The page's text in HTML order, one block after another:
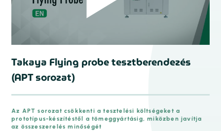
Takaya Flying probe tesztberendezés
(APT sorozat)
Az APT sorozat csökkenti a tesztelési költségeket a
prototípus-készítéstől a tömeggyártásig, miközben javítja
az összeszerelés minőségét